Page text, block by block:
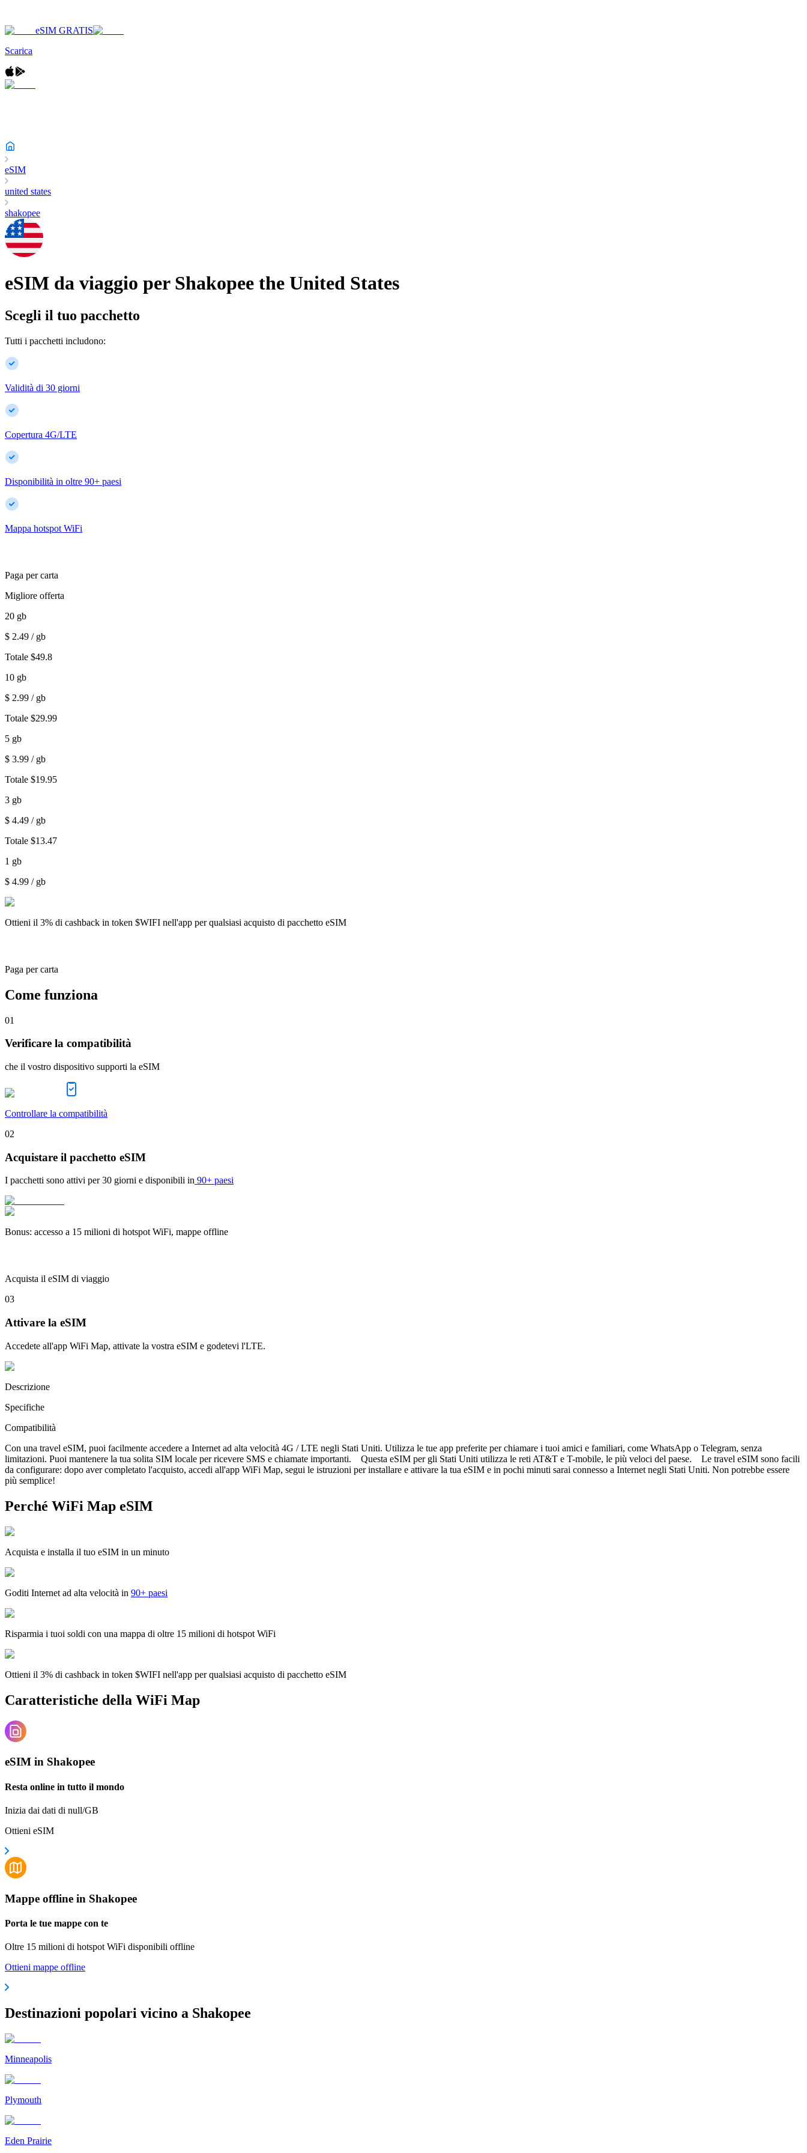
eSIM GRATIS
Scarica
eSIM
united states
shakopee
eSIM da viaggio per Shakopee the United States
Scegli il tuo pacchetto
Tutti i pacchetti includono:
Validità di 30 giorni
Copertura 4G/LTE
Disponibilità in oltre 90+ paesi
Mappa hotspot WiFi
Paga per carta
Migliore offerta
20 gb
$ 2.49 / gb
Totale $49.8
10 gb
$ 2.99 / gb
Totale $29.99
5 gb
$ 3.99 / gb
Totale $19.95
3 gb
$ 4.49 / gb
Totale $13.47
1 gb
$ 4.99 / gb
Ottieni il 3% di cashback in token $WIFI nell'app per qualsiasi acquisto di pacchetto eSIM
Paga per carta
Come funziona
01
Verificare la compatibilità
che il vostro dispositivo supporti la eSIM
Controllare la compatibilità
02
Acquistare il pacchetto eSIM
I pacchetti sono attivi per 30 giorni e disponibili in 90+ paesi
Bonus: accesso a 15 milioni di hotspot WiFi, mappe offline
Acquista il eSIM di viaggio
03
Attivare la eSIM
Accedete all'app WiFi Map, attivate la vostra eSIM e godetevi l'LTE.
Descrizione
Specifiche
Compatibilità
Con una travel eSIM, puoi facilmente accedere a Internet ad alta velocità 4G / LTE negli Stati Uniti. Utilizza le tue app preferite per chiamare i tuoi amici e familiari, come WhatsApp o Telegram, senza
limitazioni. Puoi mantenere la tua solita SIM locale per ricevere SMS e chiamate importanti. Questa eSIM per gli Stati Uniti utilizza le reti AT&T e T-mobile, le più veloci del paese. Le travel eSIM sono facili
da configurare: dopo aver completato l'acquisto, accedi all'app WiFi Map, segui le istruzioni per installare e attivare la tua eSIM e in pochi minuti sarai connesso a Internet negli Stati Uniti. Non potrebbe essere
più semplice!
Perché WiFi Map eSIM
Acquista e installa il tuo eSIM in un minuto
Goditi Internet ad alta velocità in 90+ paesi
Risparmia i tuoi soldi con una mappa di oltre 15 milioni di hotspot WiFi
Ottieni il 3% di cashback in token $WIFI nell'app per qualsiasi acquisto di pacchetto eSIM
Caratteristiche della WiFi Map
eSIM in Shakopee
Resta online in tutto il mondo
Inizia dai dati di null/GB
Ottieni eSIM
Mappe offline in Shakopee
Porta le tue mappe con te
Oltre 15 milioni di hotspot WiFi disponibili offline
Ottieni mappe offline
Destinazioni popolari vicino a Shakopee
Minneapolis
Plymouth
Eden Prairie